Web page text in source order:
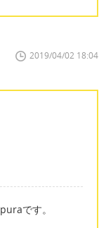
2019/04/02 18:04
です。